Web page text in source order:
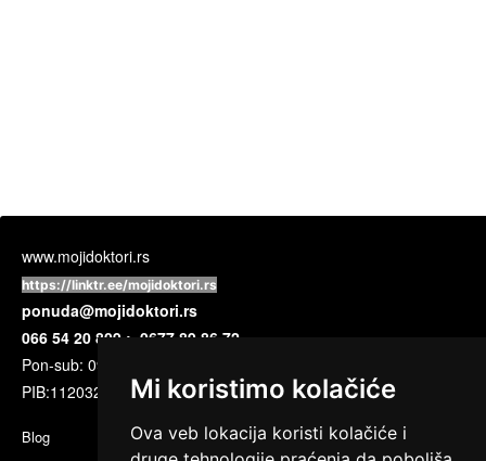
Mi koristimo kolačiće
Ova veb lokacija koristi kolačiće i
www.mojidoktori.rs
https://linktr.ee/mojidoktori.rs
ponuda@mojidoktori.rs
066 54 20 809 ; 0677 89 86 72
Pon-sub: 09:00 do 17:00 časova
PIB:112032720
Blog